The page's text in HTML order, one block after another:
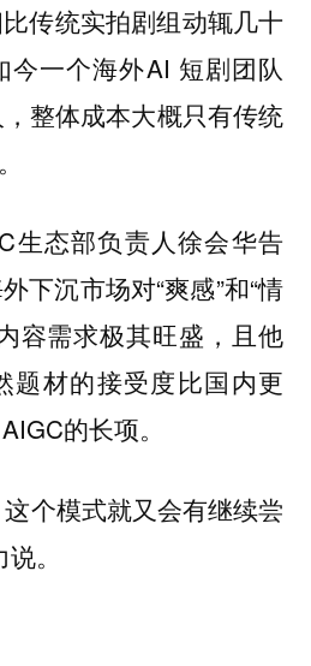
传统实拍剧组动辄几十
今一个海外AI 短剧团队
整体成本大概只有传统
生态部负责人徐会华告
下沉市场对“爽感”和“情
容需求极其旺盛，且他
题材的接受度比国内更
的长项。
个模式就又会有继续尝
。